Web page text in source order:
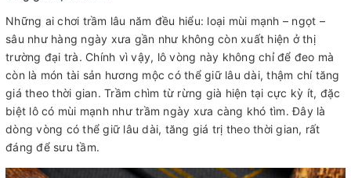
Những ai chơi trầm lâu năm đều hiểu: loại mùi mạnh – ngọt –
sâu như hàng ngày xưa gần như không còn xuất hiện ở thị
trường đại trà. Chính vì vậy, lô vòng này không chỉ để đeo mà
còn là món tài sản hương mộc có thể giữ lâu dài, thậm chí tăng
giá theo thời gian. Trầm chìm từ rừng già hiện tại cực kỳ ít, đặc
biệt lô có mùi mạnh như trầm ngày xưa càng khó tìm. Đây là
dòng vòng có thể giữ lâu dài, tăng giá trị theo thời gian, rất
đáng để sưu tầm.